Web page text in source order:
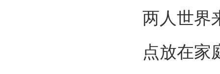
两人世界
点放在家